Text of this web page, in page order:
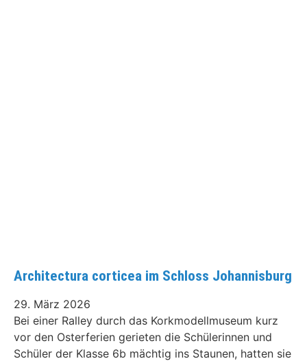
Architectura corticea im Schloss Johannisburg
29. März 2026
Bei einer Ralley durch das Korkmodellmuseum kurz
vor den Osterferien gerieten die Schülerinnen und
Schüler der Klasse 6b mächtig ins Staunen, hatten sie